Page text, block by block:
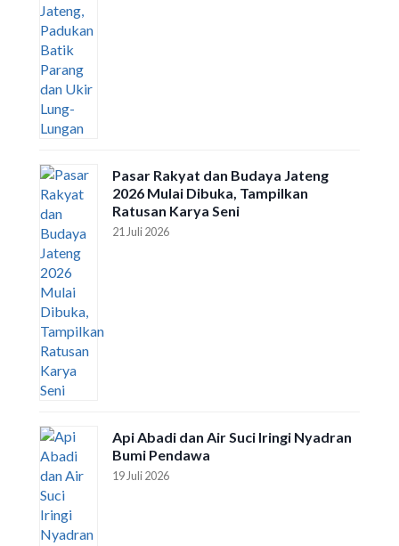
Pasar Rakyat dan Budaya Jateng
2026 Mulai Dibuka, Tampilkan
Ratusan Karya Seni
21 Juli 2026
Api Abadi dan Air Suci Iringi Nyadran
Bumi Pendawa
19 Juli 2026